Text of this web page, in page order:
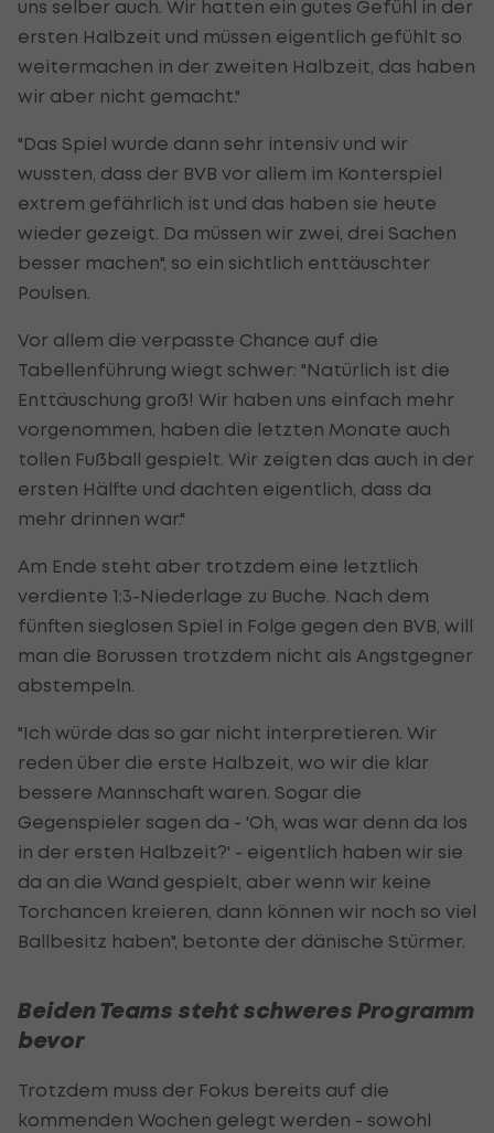
uns selber auch. Wir hatten ein gutes Gefühl in der
ersten Halbzeit und müssen eigentlich gefühlt so
weitermachen in der zweiten Halbzeit, das haben
wir aber nicht gemacht."
"Das Spiel wurde dann sehr intensiv und wir
wussten, dass der BVB vor allem im Konterspiel
extrem gefährlich ist und das haben sie heute
wieder gezeigt. Da müssen wir zwei, drei Sachen
besser machen", so ein sichtlich enttäuschter
Poulsen.
Vor allem die verpasste Chance auf die
Tabellenführung wiegt schwer: "Natürlich ist die
Enttäuschung groß! Wir haben uns einfach mehr
vorgenommen, haben die letzten Monate auch
tollen Fußball gespielt. Wir zeigten das auch in der
ersten Hälfte und dachten eigentlich, dass da
mehr drinnen war."
Am Ende steht aber trotzdem eine letztlich
verdiente 1:3-Niederlage zu Buche. Nach dem
fünften sieglosen Spiel in Folge gegen den BVB, will
man die Borussen trotzdem nicht als Angstgegner
abstempeln.
"Ich würde das so gar nicht interpretieren. Wir
reden über die erste Halbzeit, wo wir die klar
bessere Mannschaft waren. Sogar die
Gegenspieler sagen da - 'Oh, was war denn da los
in der ersten Halbzeit?' - eigentlich haben wir sie
da an die Wand gespielt, aber wenn wir keine
Torchancen kreieren, dann können wir noch so viel
Ballbesitz haben", betonte der dänische Stürmer.
Beiden Teams steht schweres Programm
bevor
Trotzdem muss der Fokus bereits auf die
kommenden Wochen gelegt werden - sowohl